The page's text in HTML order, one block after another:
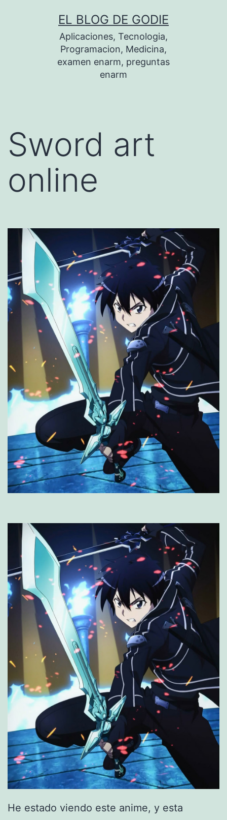
EL BLOG DE GODIE
Aplicaciones, Tecnologia,
Programacion, Medicina,
examen enarm, preguntas
enarm
Sword art
online
He estado viendo este anime, y esta